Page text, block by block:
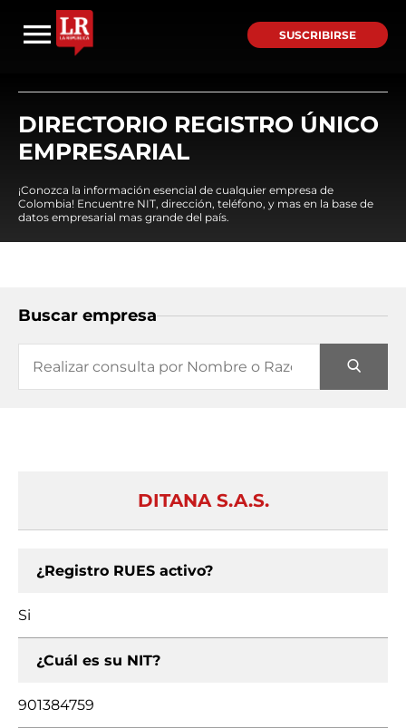
SUSCRIBIRSE
DIRECTORIO REGISTRO ÚNICO
EMPRESARIAL
¡Conozca la información esencial de cualquier empresa de
Colombia! Encuentre NIT, dirección, teléfono, y mas en la base de
datos empresarial mas grande del país.
Buscar empresa
DITANA S.A.S.
¿Registro RUES activo?
Si
¿Cuál es su NIT?
901384759